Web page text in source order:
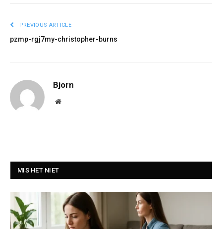
PREVIOUS ARTICLE
pzmp-rgj7my-christopher-burns
Bjorn
Website
MIS HET NIET